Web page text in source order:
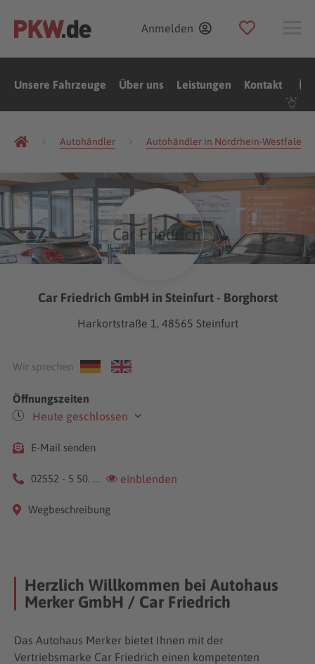
Anmelden
Unsere Fahrzeuge Über uns Leistungen Kontakt
Autohändler Autohändler in Nordrhein-Westfalen
Car Friedrich GmbH in Steinfurt - Borghorst
Harkortstraße 1, 48565 Steinfurt
Wir sprechen
Öffnungszeiten
Heute geschlossen
E-Mail senden
02552 - 5 50. ... einblenden
Wegbeschreibung
Herzlich Willkommen bei Autohaus
Merker GmbH / Car Friedrich
Das Autohaus Merker bietet Ihnen mit der
Vertriebsmarke Car Friedrich einen kompetenten